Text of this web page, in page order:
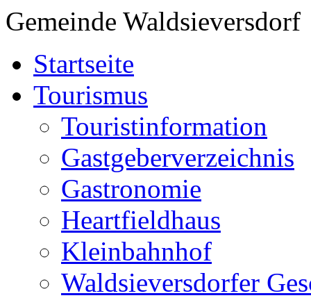
Gemeinde Waldsieversdorf
Startseite
Tourismus
Touristinformation
Gastgeberverzeichnis
Gastronomie
Heartfieldhaus
Kleinbahnhof
Waldsieversdorfer